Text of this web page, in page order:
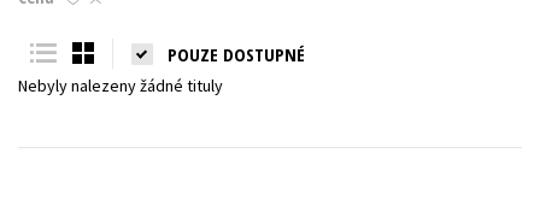
Young adult (SK)
Všechny tituly
POUZE DOSTUPNÉ
Nebyly nalezeny žádné tituly